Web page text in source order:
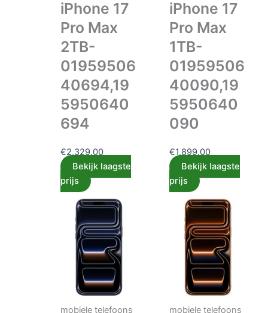
iPhone 17
Pro Max
2TB-
01959506
40694,19
5950640
694
€2,329.00
Bekijk laagste
prijs
iPhone 17
Pro Max
1TB-
01959506
40090,19
5950640
090
€1,899.00
Bekijk laagste
prijs
mobiele telefoons mobiele telefoons